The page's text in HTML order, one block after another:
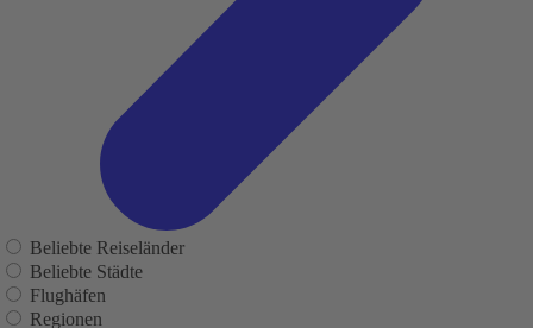
Beliebte Reiseländer
Beliebte Städte
Flughäfen
Regionen